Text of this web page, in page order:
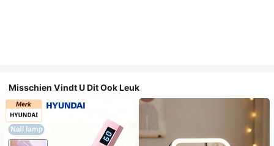
Misschien Vindt U Dit Ook Leuk